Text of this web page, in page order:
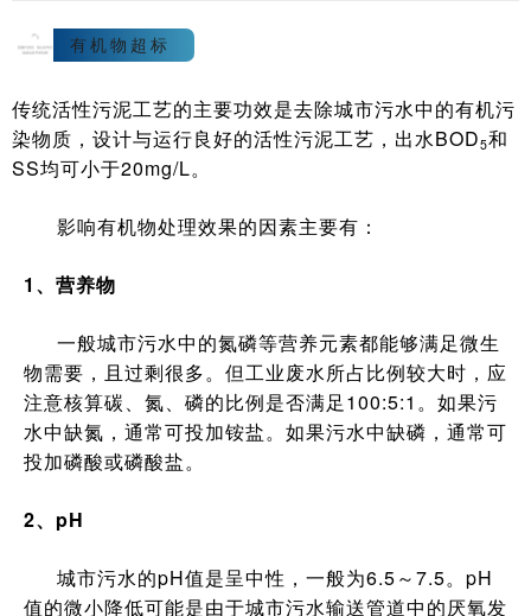
1 有机物超标
传统活性污泥工艺的主要功效是去除城市污水中的有机污
染物质，设计与运行良好的活性污泥工艺，出水BOD5和
SS均可小于20mg/L。
影响有机物处理效果的因素主要有：
1、营养物
一般城市污水中的氮磷等营养元素都能够满足微生
物需要，且过剩很多。但工业废水所占比例较大时，应
注意核算碳、氮、磷的比例是否满足100:5:1。如果污
水中缺氮，通常可投加铵盐。如果污水中缺磷，通常可
投加磷酸或磷酸盐。
2、pH
城市污水的pH值是呈中性，一般为6.5～7.5。pH
值的微小降低可能是由于城市污水输送管道中的厌氧发